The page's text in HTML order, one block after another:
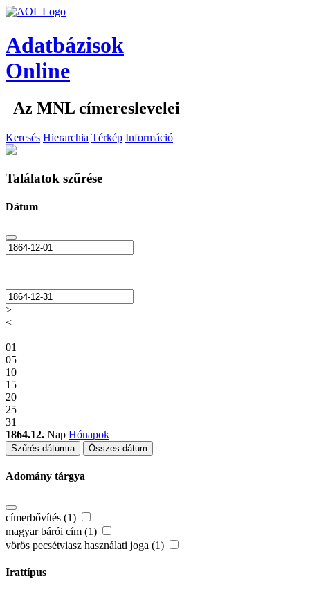
Adatbázisok
Online
Az MNL címereslevelei
Keresés Hierarchia Térkép Információ
Találatok szűrése
Dátum
—
>
<
01
05
10
15
20
25
31
1864.12. Nap Hónapok
Szűrés dátumra Összes dátum
Adomány tárgya
címerbővítés (1)
magyar bárói cím (1)
vörös pecsétviasz használati joga (1)
Irattípus